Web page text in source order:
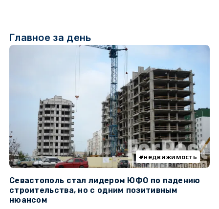
Главное за день
недвижимость
Севастополь стал лидером ЮФО по падению
строительства, но с одним позитивным
нюансом